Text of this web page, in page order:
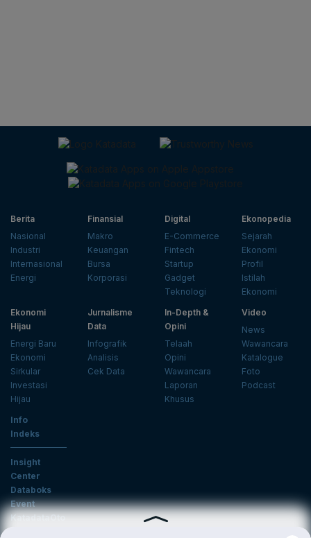
Berita
Nasional
Industri
Internasional
Energi
Finansial
Makro
Keuangan
Bursa
Korporasi
Digital
E-Commerce
Fintech
Startup
Gadget
Teknologi
Ekonopedia
Sejarah
Ekonomi
Profil
Istilah
Ekonomi
Ekonomi
Hijau
Energi Baru
Ekonomi
Sirkular
Investasi
Hijau
Jurnalisme
Data
Infografik
Analisis
Cek Data
In-Depth &
Opini
Telaah
Opini
Wawancara
Laporan
Khusus
Video
News
Wawancara
Katalogue
Foto
Podcast
Info
Indeks
Insight
Center
Databoks
Event
KatadataOto